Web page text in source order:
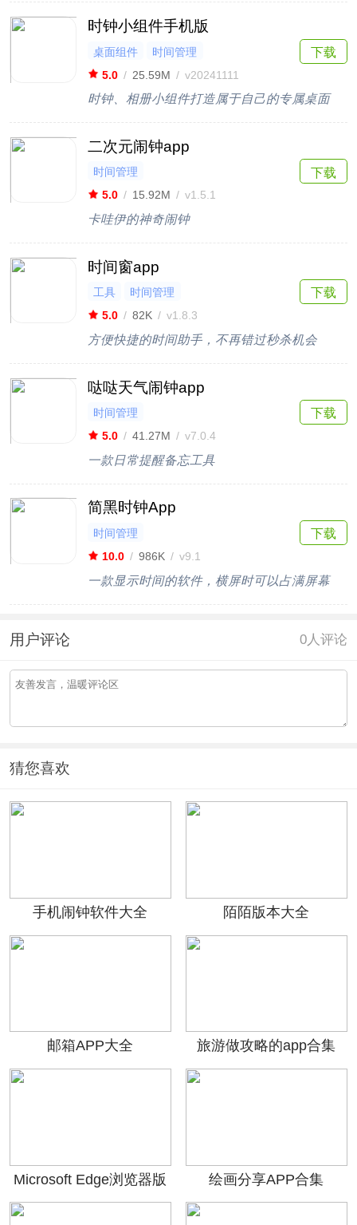
时钟小组件手机版
桌面组件
时间管理
5.0 / 25.59M / v20241111
时钟、相册小组件打造属于自己的专属桌面
下载
二次元闹钟app
时间管理
5.0 / 15.92M / v1.5.1
卡哇伊的神奇闹钟
下载
时间窗app
工具
时间管理
5.0 / 82K / v1.8.3
方便快捷的时间助手，不再错过秒杀机会
下载
哒哒天气闹钟app
时间管理
5.0 / 41.27M / v7.0.4
一款日常提醒备忘工具
下载
简黑时钟App
时间管理
10.0 / 986K / v9.1
一款显示时间的软件，横屏时可以占满屏幕
下载
用户评论 0 人评论
猜您喜欢
手机闹钟软件大全 陌陌版本大全
邮箱APP大全 旅游做攻略的app合集
Microsoft Edge浏览器版
本大全
绘画分享APP合集